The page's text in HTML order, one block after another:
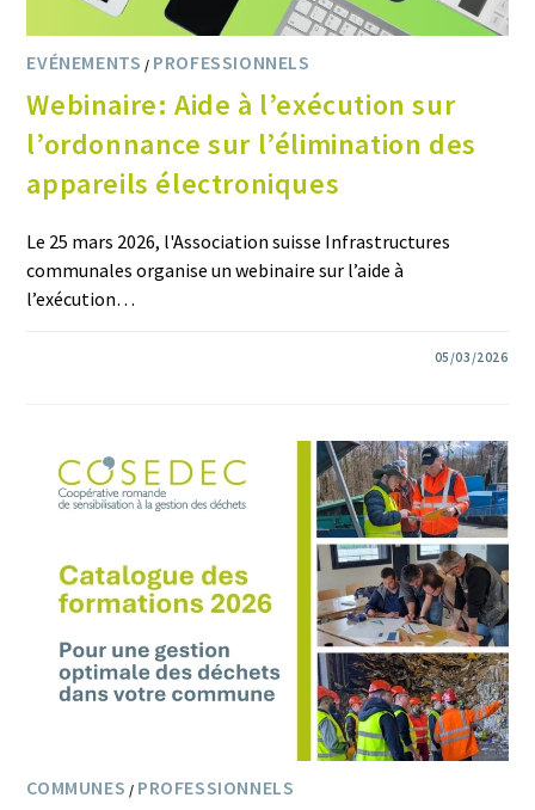
EVÉNEMENTS / PROFESSIONNELS
Webinaire: Aide à l’exécution sur
l’ordonnance sur l’élimination des
appareils électroniques
Le 25 mars 2026, l'Association suisse Infrastructures
communales organise un webinaire sur l’aide à
l’exécution…
05/03/2026
COMMUNES / PROFESSIONNELS